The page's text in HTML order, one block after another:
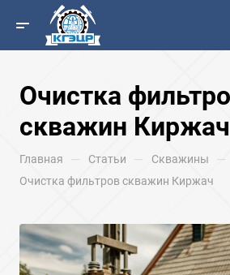
Очистка
скважин Киржач
Главная — Статьи — Скважины —
Очистка фильтров скважин Киржач